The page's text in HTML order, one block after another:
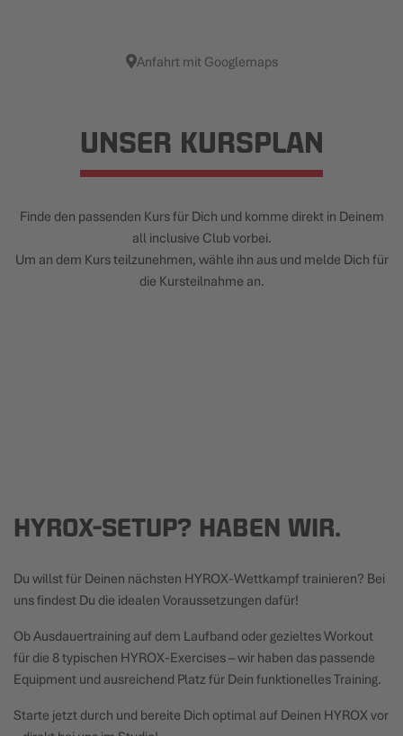
Anfahrt mit Googlemaps
UNSER KURSPLAN
Finde den passenden Kurs für Dich und komme direkt in Deinem
all inclusive Club vorbei.
Um an dem Kurs teilzunehmen, wähle ihn aus und melde Dich für
die Kursteilnahme an.
HYROX-SETUP? HABEN WIR.
Du willst für Deinen nächsten HYROX-Wettkampf trainieren? Bei
uns findest Du die idealen Voraussetzungen dafür!
Ob Ausdauertraining auf dem Laufband oder gezieltes Workout
für die 8 typischen HYROX-Exercises – wir haben das passende
Equipment und ausreichend Platz für Dein funktionelles Training.
Starte jetzt durch und bereite Dich optimal auf Deinen HYROX vor